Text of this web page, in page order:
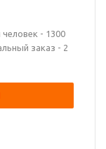
- 1300
заказ - 2